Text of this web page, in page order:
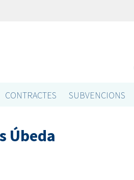
CONTRACTES SUBVENCIONS
Úbeda